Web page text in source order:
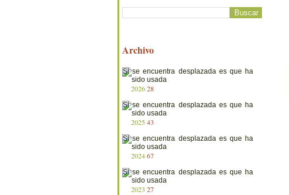
Archivo
202628
202543
202467
2023 27